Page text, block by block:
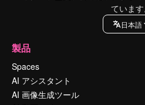
ています
日本語
製品
Spaces
AI アシスタント
AI 画像生成ツール